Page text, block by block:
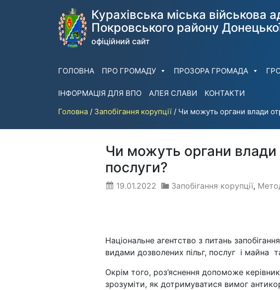
Курахівська міська військова
Покровського району
офіційний сайт
ГОЛОВНА ПРО ГРОМАДУ ПРОЗОРА ГРОМАДА
ІНФОРМАЦІЯ ДЛЯ ВПО АЛЕЯ СЛАВИ
КОНТАКТИ
Головна / Запобігання корупції / Чи можуть органи влади
Чи можуть органи влади
послуги?
19.01.2022 Запобігання корупції,
Національне агентство з питань
видами дозволених пільг, послуг і майна
Окрім того, роз’яснення допоможе
зрозуміти, як дотримуватися вимог